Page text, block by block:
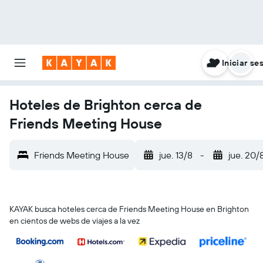
Iniciar
Hoteles de Brighton cerca de
Friends Meeting House
Friends Meeting House jue. 13/8 - jue. 20/
KAYAK busca hoteles cerca de Friends Meeting House en Brighton
en cientos de webs de viajes a la vez